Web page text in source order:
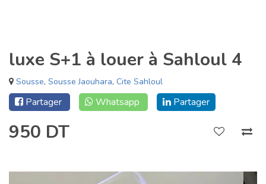
luxe S+1 à louer à Sahloul 4
Sousse, Sousse Jaouhara, Cite Sahloul
Partager Whatsapp Partager
950 DT